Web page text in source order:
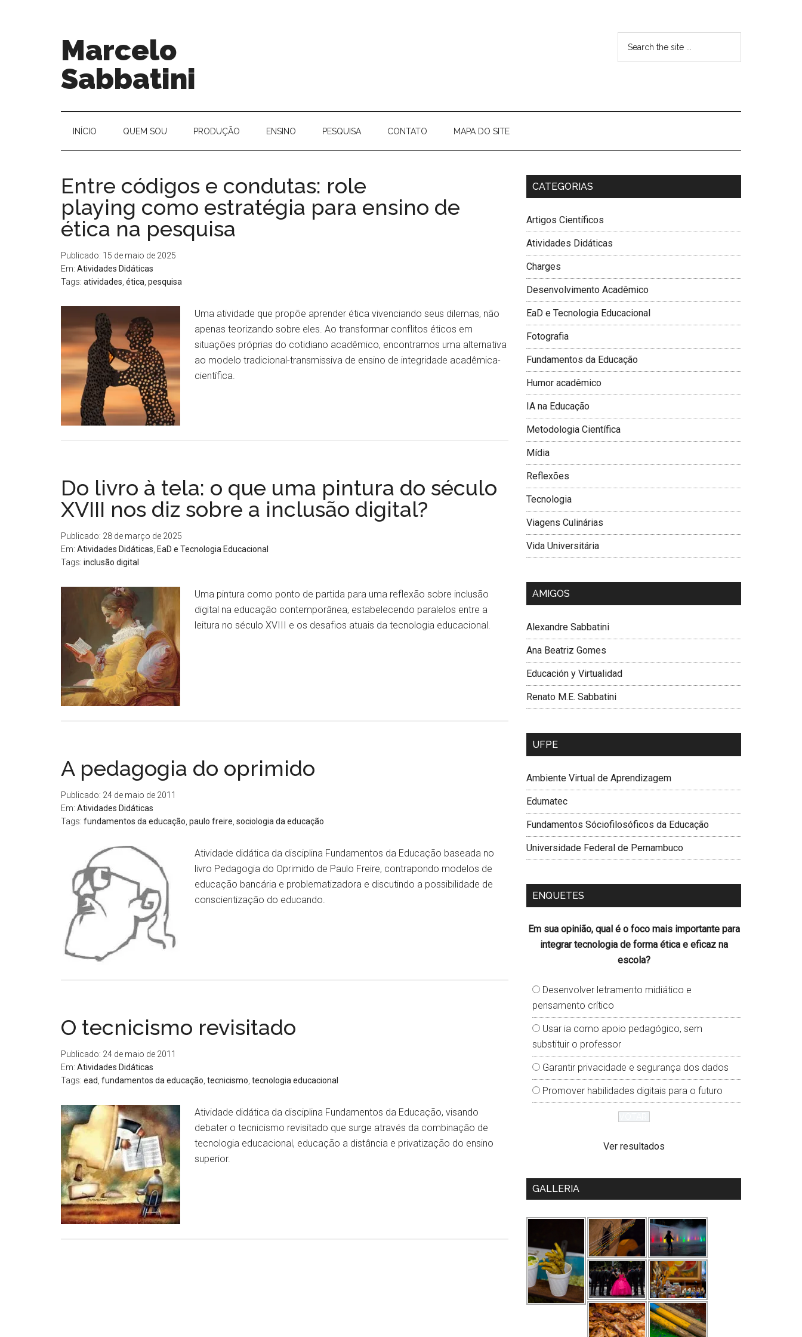
Marcelo
Sabbatini
INÍ­CIO QUEM SOU PRODUÇÃO ENSINO PESQUISA CONTATO MAPA DO SITE
Entre códigos e condutas: role
playing como estratégia para ensino de
ética na pesquisa
Publicado: 15 de maio de 2025
Em: Atividades Didáticas
Tags: atividades ética pesquisa
Uma atividade que propõe aprender ética vivenciando seus dilemas, não
apenas teorizando sobre eles. Ao transformar conflitos éticos em
situações próprias do cotidiano acadêmico, encontramos uma alternativa
ao modelo tradicional-transmissiva de ensino de integridade acadêmica-
científica.
Do livro à tela: o que uma pintura do século
XVIII nos diz sobre a inclusão digital?
Publicado: 28 de março de 2025
Em: Atividades Didáticas EaD e Tecnologia Educacional
Tags: inclusão digital
Uma pintura como ponto de partida para uma reflexão sobre inclusão
digital na educação contemporânea, estabelecendo paralelos entre a
leitura no século XVIII e os desafios atuais da tecnologia educacional.
A pedagogia do oprimido
Publicado: 24 de maio de 2011
Em: Atividades Didáticas
Tags: fundamentos da educação paulo freire sociologia da educação
Atividade didática da disciplina Fundamentos da Educação baseada no
livro Pedagogia do Oprimido de Paulo Freire, contrapondo modelos de
educação bancária e problematizadora e discutindo a possibilidade de
conscientização do educando.
O tecnicismo revisitado
Publicado: 24 de maio de 2011
Em: Atividades Didáticas
Tags: ead fundamentos da educação tecnicismo tecnologia educacional
Atividade didática da disciplina Fundamentos da Educação, visando
debater o tecnicismo revisitado que surge através da combinação de
tecnologia educacional, educação a distância e privatização do ensino
superior.
CATEGORIAS
Artigos Científicos
Atividades Didáticas
Charges
Desenvolvimento Acadêmico
EaD e Tecnologia Educacional
Fotografia
Fundamentos da Educação
Humor acadêmico
IA na Educação
Metodologia Cientí­fica
Mí­dia
Reflexões
Tecnologia
Viagens Culinárias
Vida Universitária
AMIGOS
Alexandre Sabbatini
Ana Beatriz Gomes
Educación y Virtualidad
Renato M.E. Sabbatini
UFPE
Ambiente Virtual de Aprendizagem
Edumatec
Fundamentos Sóciofilosóficos da Educação
Universidade Federal de Pernambuco
ENQUETES
Em sua opinião, qual é o foco mais importante para
integrar tecnologia de forma ética e eficaz na
escola?
Desenvolver letramento midiático e
pensamento crítico
Usar ia como apoio pedagógico, sem
substituir o professor
Garantir privacidade e segurança dos dados
Promover habilidades digitais para o futuro
Ver resultados
GALLERIA